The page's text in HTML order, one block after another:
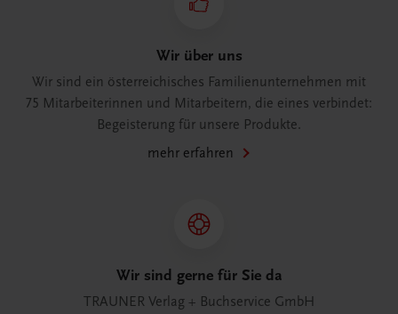
Wir über uns
Wir sind ein österreichisches Familienunternehmen mit
75 Mitarbeiterinnen und Mitarbeitern, die eines verbindet:
Begeisterung für unsere Produkte.
mehr erfahren
Wir sind gerne für Sie da
TRAUNER Verlag + Buchservice GmbH